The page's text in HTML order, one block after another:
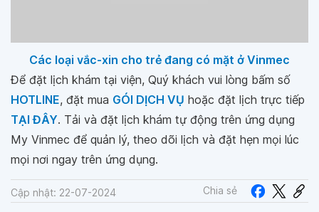
Các loại vắc-xin cho trẻ đang có mặt ở Vinmec
Để đặt lịch khám tại viện, Quý khách vui lòng bấm số
HOTLINE, đặt mua GÓI DỊCH VỤ hoặc đặt lịch trực tiếp
TẠI ĐÂY. Tải và đặt lịch khám tự động trên ứng dụng
My Vinmec để quản lý, theo dõi lịch và đặt hẹn mọi lúc
mọi nơi ngay trên ứng dụng.
Cập nhật: 22-07-2024 Chia sẻ